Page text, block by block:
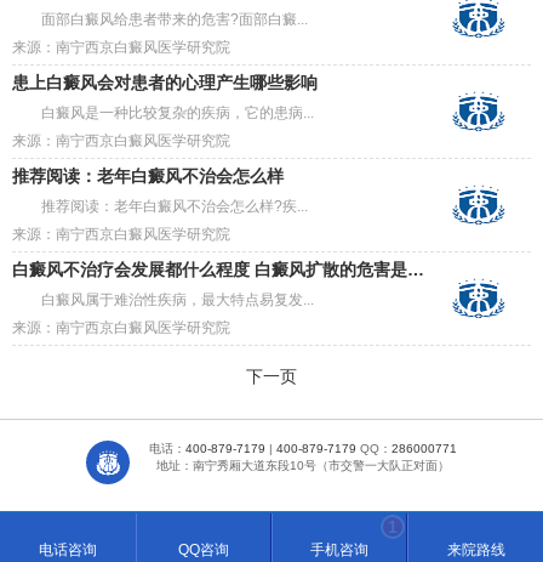
面部白癜风给患者带来的危害?面部白癜...
来源：南宁西京白癜风医学研究院
患上白癜风会对患者的心理产生哪些影响
白癜风是一种比较复杂的疾病，它的患病...
来源：南宁西京白癜风医学研究院
推荐阅读：老年白癜风不治会怎么样
推荐阅读：老年白癜风不治会怎么样?疾...
来源：南宁西京白癜风医学研究院
白癜风不治疗会发展都什么程度 白癜风扩散的危害是什么
白癜风属于难治性疾病，最大特点易复发...
来源：南宁西京白癜风医学研究院
下一页
电话： 400-879-7179 | 400-879-7179 QQ： 286000771
地址：南宁秀厢大道东段10号（市交警一大队正对面）
电话咨询 QQ咨询 手机咨询
1
来院路线